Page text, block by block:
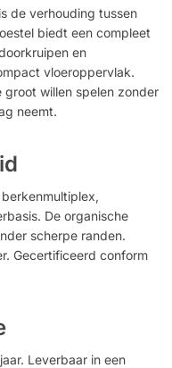
de verhouding tussen
biedt een compleet
en
vloeroppervlak.
willen spelen zonder
neemt.
De organische
scherpe randen.
Gecertificeerd conform
Leverbaar in een